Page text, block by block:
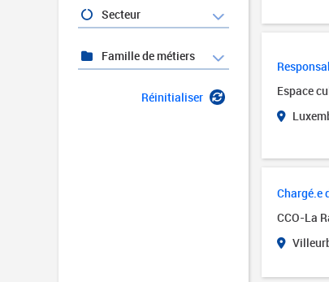
Espace
Chargé.e
CCO-La
Secteur
Famille de métiers
Réinitialiser